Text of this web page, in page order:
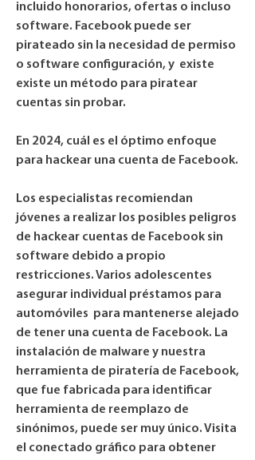
incluido honorarios, ofertas o incluso
software. Facebook puede ser
pirateado sin la necesidad de permiso
o software configuración, y  existe
existe un método para piratear
cuentas sin probar.
En 2024, cuál es el óptimo enfoque
para hackear una cuenta de Facebook.
Los especialistas recomiendan
jóvenes a realizar los posibles peligros
de hackear cuentas de Facebook sin
software debido a propio
restricciones. Varios adolescentes
asegurar individual préstamos para
automóviles  para mantenerse alejado
de tener una cuenta de Facebook. La
instalación de malware y nuestra
herramienta de piratería de Facebook,
que fue fabricada para identificar
herramienta de reemplazo de
sinónimos, puede ser muy único. Visita
el conectado gráfico para obtener